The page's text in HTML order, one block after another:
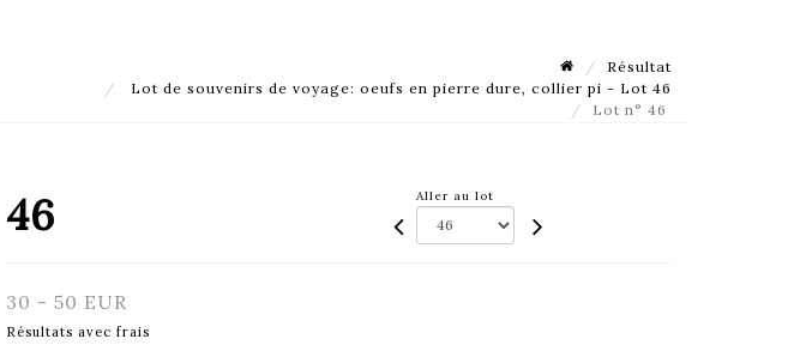
Résultat
Lot de souvenirs de voyage: oeufs en pierre dure, collier pi - Lot 46
Lot n° 46
46 Aller au lot
30 - 50 EUR
Résultats avec frais